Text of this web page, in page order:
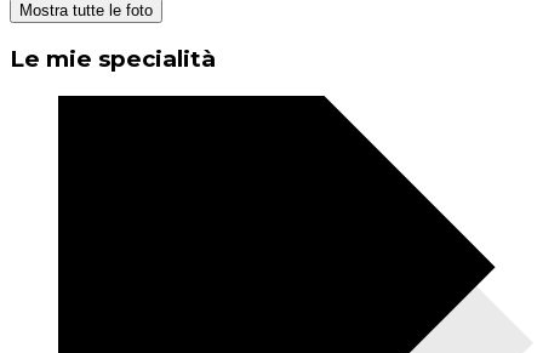
Mostra tutte le foto
Le mie specialità